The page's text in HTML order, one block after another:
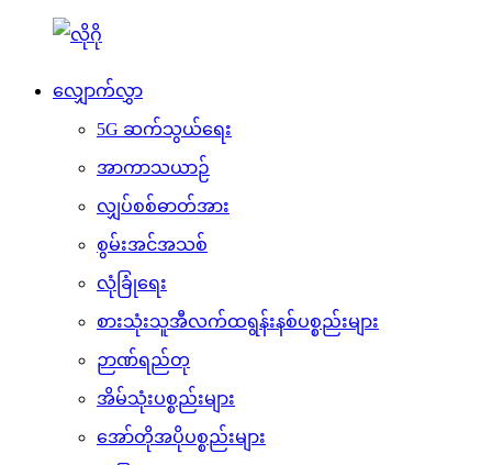
လျှောက်လွှာ
5G ဆက်သွယ်ရေး
အာကာသယာဉ်
လျှပ်စစ်ဓာတ်အား
စွမ်းအင်အသစ်
လုံခြုံရေး
စားသုံးသူအီလက်ထရွန်းနစ်ပစ္စည်းများ
ဉာဏ်ရည်တု
အိမ်သုံးပစ္စည်းများ
အော်တိုအပိုပစ္စည်းများ